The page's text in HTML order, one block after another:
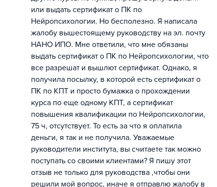
или выдать сертификат о ПК по
Нейропсихологии. Но бесполезно. Я написала
жалобу вышестоящему руководству на эл. почту
НАНО ИПО. Мне ответили, что мне обязаны
выдать сертификат о ПК по Нейропсихологии, что
все разрешат и вышлют сертификат. Однако, я
получила посылку, в которой есть сертификат о
ПК по КПТ и просто бумажка о прохождении
курса по еще одному КПТ, а сертификат
повышения квалификации по Нейропсихологии,
75 ч, отсутствует. То есть за что я оплатила
деньги, я так и не получила. Уважаемые
руководители института, вы считаете так можно
поступать со своими клиентами? Я пишу этот
отзыв не только для руководства ,чтобы они
решили мой вопрос, иначе я отправлю жалобу в